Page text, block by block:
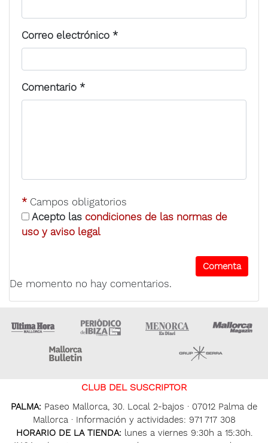
Correo electrónico *
Comentario *
* Campos obligatorios
Acepto las condiciones de las normas de
uso y aviso legal
De momento no hay comentarios.
Ultima Hora Ultima hora Ibiza Menorca • Es Diari
CLUB DEL SUSCRIPTOR
PALMA: Paseo Mallorca, 30. Local 2-bajos · 07012 Palma de
Mallorca · Información y actividades: 971 717 308
HORARIO DE LA TIENDA: lunes a viernes 9:30h a 15:30h.